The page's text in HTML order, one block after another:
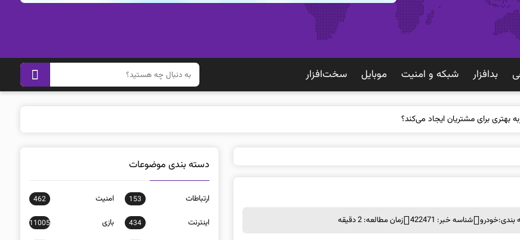
بدافزار شبكه و امنيت موبايل سخت‌افزار
بندی:خودرو شناسه خبر: 422471 زمان مطالعه: 2 دقیقه
دسته بندی موضوعات
ارتباطات 153 امنيت 462
اينترنت 434 بازی 11005